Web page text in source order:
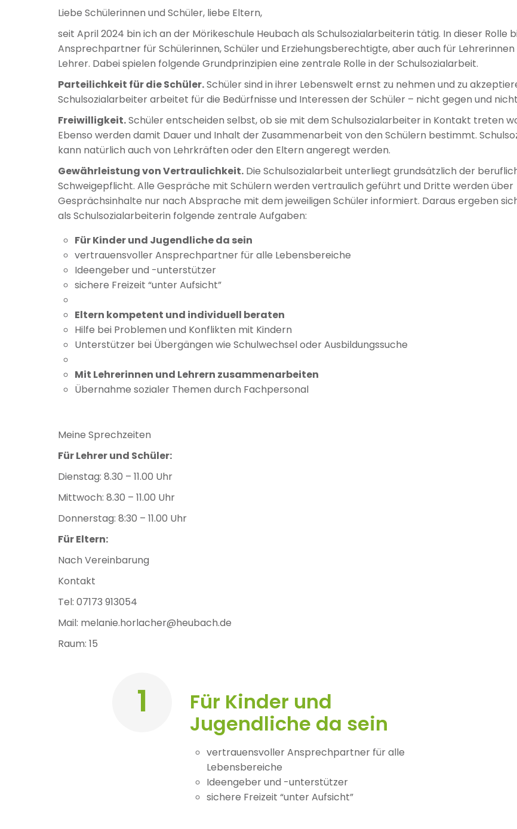
Liebe Schülerinnen und Schüler, liebe Eltern,
seit April 2024 bin ich an der Mörikeschule Heubach als Schulsozialarbeiterin tätig. In dieser Rolle
Ansprechpartner für Schülerinnen, Schüler und Erziehungsberechtigte, aber auch für Lehrerinnen
Lehrer. Dabei spielen folgende Grundprinzipien eine zentrale Rolle in der Schulsozialarbeit.
Parteilichkeit für die Schüler.Schüler sind in ihrer Lebenswelt ernst zu nehmen und zu
Schulsozialarbeiter arbeitet für die Bedürfnisse und Interessen der Schüler – nicht gegen und
Freiwilligkeit.Schüler entscheiden selbst, ob sie mit dem Schulsozialarbeiter in Kontakt treten
Ebenso werden damit Dauer und Inhalt der Zusammenarbeit von den Schülern bestimmt.
kann natürlich auch von Lehrkräften oder den Eltern angeregt werden.
Gewährleistung von Vertraulichkeit. Die Schulsozialarbeit unterliegt grundsätzlich der
Schweigepflicht. Alle Gespräche mit Schülern werden vertraulich geführt und Dritte werden über
Gesprächsinhalte nur nach Absprache mit dem jeweiligen Schüler informiert. Daraus ergeben
als Schulsozialarbeiterin folgende zentrale Aufgaben:
Für Kinder und Jugendliche da sein
vertrauensvoller Ansprechpartner für alle Lebensbereiche
Ideengeber und -unterstützer
sichere Freizeit “unter Aufsicht”
Eltern kompetent und individuell beraten
Hilfe bei Problemen und Konflikten mit Kindern
Unterstützer bei Übergängen wie Schulwechsel oder Ausbildungssuche
Mit Lehrerinnen und Lehrern zusammenarbeiten
Übernahme sozialer Themen durch Fachpersonal
Meine Sprechzeiten
Für Lehrer und Schüler:
Dienstag: 8.30 – 11.00 Uhr
Mittwoch: 8.30 – 11.00 Uhr
Donnerstag: 8:30 – 11.00 Uhr
Für Eltern:
Nach Vereinbarung
Kontakt
Tel: 07173 913054
Mail: melanie.horlacher@heubach.de
Raum: 15
1
Für Kinder und
Jugendliche da sein
vertrauensvoller Ansprechpartner für alle
Lebensbereiche
Ideengeber und -unterstützer
sichere Freizeit “unter Aufsicht”